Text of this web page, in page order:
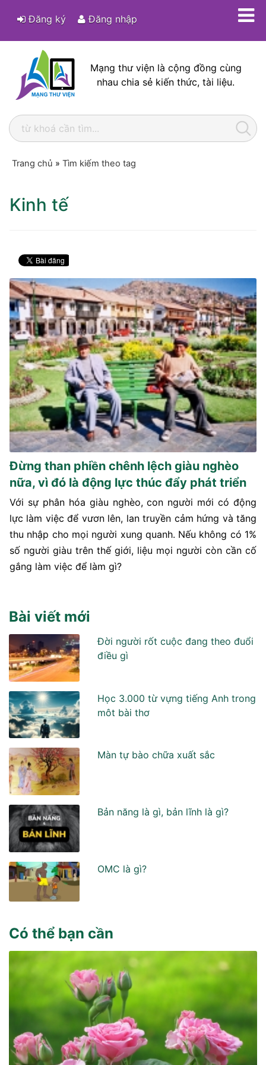
Đăng ký Đăng nhập
Mạng thư viện là cộng đồng cùng
nhau chia sẻ kiến thức, tài liệu.
Trang chủ » Tìm kiếm theo tag
Kinh tế
Đừng than phiền chênh lệch giàu nghèo
nữa, vì đó là động lực thúc đẩy phát triển
Với sự phân hóa giàu nghèo, con người mới có động
lực làm việc để vươn lên, lan truyền cảm hứng và tăng
thu nhập cho mọi người xung quanh. Nếu không có 1%
số người giàu trên thế giới, liệu mọi người còn cần cố
gắng làm việc để làm gì?
Bài viết mới
Đời người rốt cuộc đang theo đuổi
điều gì
Học 3.000 từ vựng tiếng Anh trong
môt bài thơ
Màn tự bào chữa xuất sắc
Bản năng là gì, bản lĩnh là gì?
OMC là gì?
Có thể bạn cần